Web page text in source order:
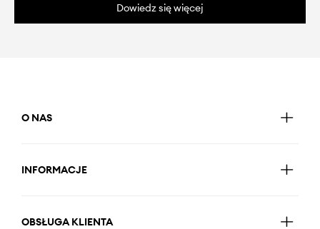
Dowiedz się więcej
O NAS
INFORMACJE
OBSŁUGA KLIENTA